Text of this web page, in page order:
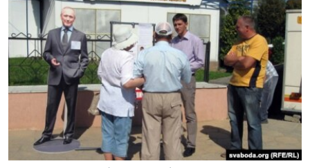
КУЛЬТУРА
КАЛЯНДАР
МОВА
НА ХВАЛЯХ СВАБОДЫ